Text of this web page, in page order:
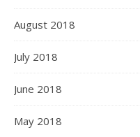
August 2018
July 2018
June 2018
May 2018